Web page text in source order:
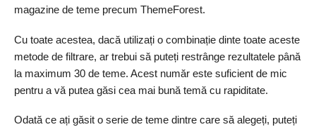
magazine de teme precum ThemeForest.
Cu toate acestea, dacă utilizați o combinație dinte toate aceste
metode de filtrare, ar trebui să puteți restrânge rezultatele până
la maximum 30 de teme. Acest număr este suficient de mic
pentru a vă putea găsi cea mai bună temă cu rapiditate.
Odată ce ați găsit o serie de teme dintre care să alegeți, puteți